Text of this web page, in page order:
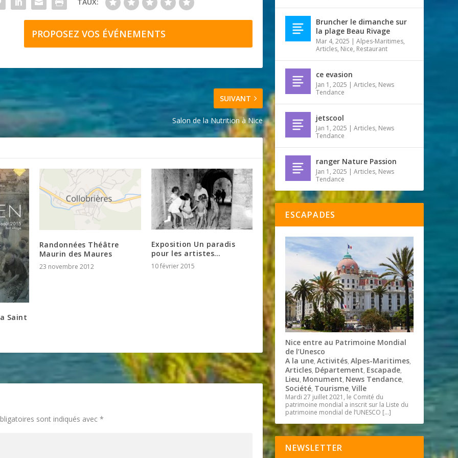
PROPOSEZ VOS ÉVÉNEMENTS
SUIVANT
Salon de la Nutrition à Nice
Saint
Randonnées Théâtre
Maurin des Maures
23 novembre 2012
Exposition Un paradis
pour les artistes…
10 février 2015
sont indiqués avec*
Bruncher le dimanche sur
la plage Beau Rivage
Mar 4, 2025 |Alpes-Maritimes,
Articles, Nice, Restaurant
ce evasion
Jan 1, 2025 |Articles, News
Tendance
jetscool
Jan 1, 2025 |Articles, News
Tendance
ranger Nature Passion
Jan 1, 2025 |Articles, News
Tendance
ESCAPADES
Nice entre au Patrimoine Mondial
de l’Unesco
A la une,Activités,Alpes-Maritimes,
Articles, Département, Escapade,
Lieu, Monument, News Tendance,
Société, Tourisme,Ville
Mardi 27 juillet 2021, le Comité du
patrimoine mondial a inscrit sur la Liste du
patrimoine mondial de l’UNESCO […]
NEWSLETTER